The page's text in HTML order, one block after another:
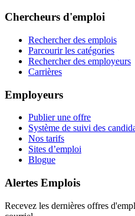
Chercheurs d'emploi
Rechercher des emplois
Parcourir les catégories
Rechercher des employeurs
Carrières
Employeurs
Publier une offre
Système de suivi des
Nos tarifs
Sites d’emploi
Blogue
Alertes Emplois
Recevez les dernières offres